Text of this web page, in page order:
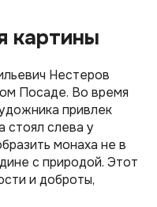
картины
Нестеров
Посаде. Во время
привлек
стоял слева у
монаха не в
с природой. Этот
и доброты,